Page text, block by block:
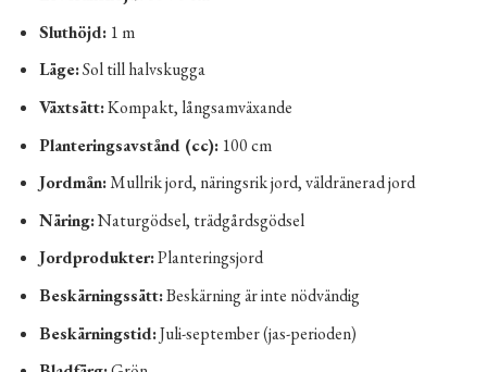
Sluthöjd:1 m
Läge:Sol till halvskugga
Växtsätt:Kompakt, långsamväxande
Planteringsavstånd (cc):100 cm
Jordmån:Mullrik jord, näringsrik jord, väldränerad jord
Näring:Naturgödsel, trädgårdsgödsel
Jordprodukter:Planteringsjord
Beskärningssätt:Beskärning är inte nödvändig
Beskärningstid:Juli-september (jas-perioden)